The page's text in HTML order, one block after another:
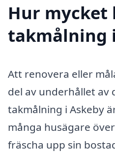
Hur mycket
takmålning
Att renovera eller
del av underhållet av
takmålning i Askeby
många husägare
fräscha upp sin